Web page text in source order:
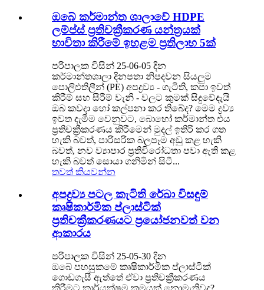
ඔබේ කර්මාන්ත ශාලාවේ HDPE
ලම්ප්ස් ප්‍රතිචක්‍රීකරණ යන්ත්‍රයක්
භාවිතා කිරීමේ ඉහළම ප්‍රතිලාභ 5ක්
පරිපාලක විසින් 25-06-05 දින
කර්මාන්තශාලා දිනපතා නිපදවන සියලුම
පොලිඑතිලීන් (PE) අපද්‍රව්‍ය - ගැටිති, කපා ඉවත්
කිරීම් සහ සීරීම් වැනි - වලට කුමක් සිදුවේදැයි
ඔබ කවදා හෝ කල්පනා කර තිබේද? මෙම ද්‍රව්‍ය
ඉවත දැමීම වෙනුවට, බොහෝ කර්මාන්ත එය
ප්‍රතිචක්‍රීකරණය කිරීමෙන් මුදල් ඉතිරි කර ගත
හැකි බවත්, පාරිසරික බලපෑම අඩු කළ හැකි
බවත්, නව ව්‍යාපාර ප්‍රතිවිරෝධතා පවා ඇති කළ
හැකි බවත් සොයා ගනිමින් සිටී...
තවත් කියවන්න
අපද්‍රව්‍ය පටල කැටිති රේඛා විසඳුම්
කෘෂිකාර්මික ප්ලාස්ටික්
ප්‍රතිචක්‍රීකරණයට ප්‍රයෝජනවත් වන
ආකාරය
පරිපාලක විසින් 25-05-30 දින
ඔබේ පහසුකමේ කෘෂිකාර්මික ප්ලාස්ටික්
ගොඩගැසී ඇත්තේ ඒවා ප්‍රතිචක්‍රීකරණය
කිරීමට කාර්යක්ෂම ක්‍රමයක් නොමැතිවද?